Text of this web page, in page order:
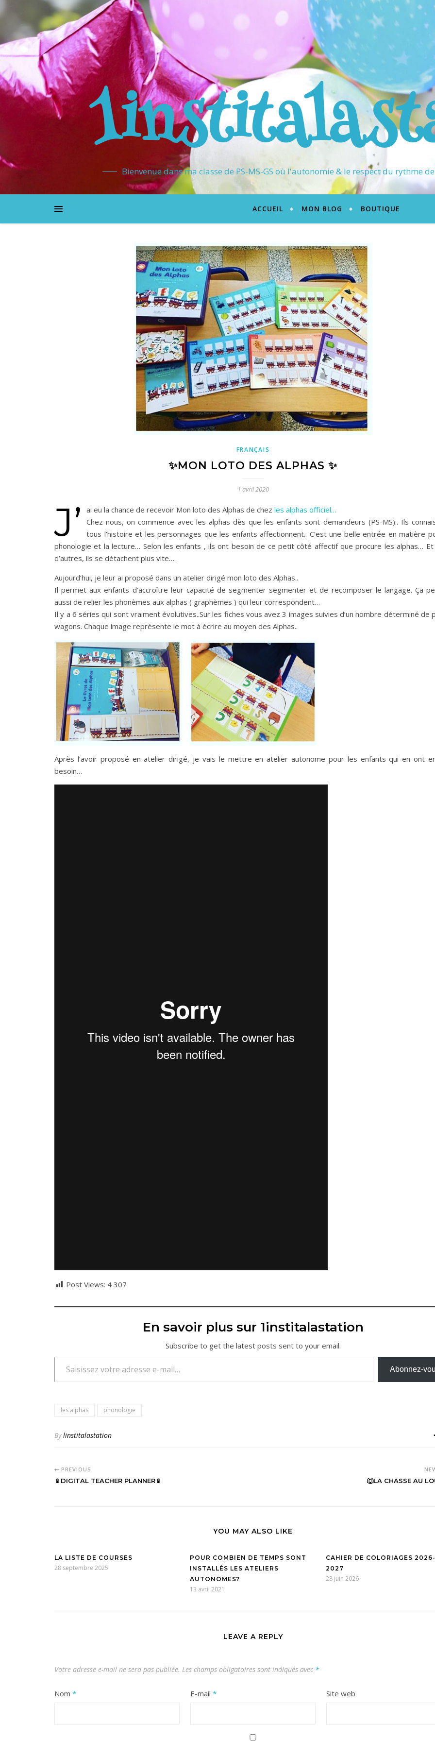
Bienvenue dans ma classe de PS-MS-GS où l'autonomie & le respect du rythme
ACCUEIL MON BLOG BOUTIQUE
FRANÇAIS
✨MON LOTO DES ALPHAS ✨
1 avril 2020
J’ ai eu la chance de recevoir Mon loto des Alphas de chez les alphas officiel…
Chez nous, on commence avec les alphas dès que les enfants sont demandeurs (PS-MS).. Ils
tous l’histoire et les personnages que les enfants affectionnent.. C’est une belle entrée en matière
phonologie et la lecture… Selon les enfants , ils ont besoin de ce petit côté affectif que procure les alphas…
d’autres, ils se détachent plus vite….
Aujourd’hui, je leur ai proposé dans un atelier dirigé mon loto des Alphas..
Il permet aux enfants d’accroître leur capacité de segmenter segmenter et de recomposer le langage. Ça
aussi de relier les phonèmes aux alphas ( graphèmes ) qui leur correspondent…
Il y a 6 séries qui sont vraiment évolutives..Sur les fiches vous avez 3 images suivies d’un nombre déterminé de
wagons. Chaque image représente le mot à écrire au moyen des Alphas..
Après l’avoir proposé en atelier dirigé, je vais le mettre en atelier autonome pour les enfants qui en ont
besoin…
Post Views: 4 307
En savoir plus sur 1institalastation
Subscribe to get the latest posts sent to your email.
Saisissez votre adresse e-mail…
Abonnez-
les alphas phonologie
Bylinstitalastation
PREVIOUS
📱DIGITAL TEACHER PLANNER📱 🐺LA CHASSE AU
YOU MAY ALSO LIKE
LA LISTE DE COURSES
28 septembre 2025
POUR COMBIEN DE TEMPS SONT
INSTALLÉS LES ATELIERS
AUTONOMES?
13 avril 2021
CAHIER DE COLORIAGES 2026-
2027
28 juin 2026
LEAVE A REPLY
Votre adresse e-mail ne sera pas publiée. Les champs obligatoires sont indiqués avec *
Nom * E-mail * Site web